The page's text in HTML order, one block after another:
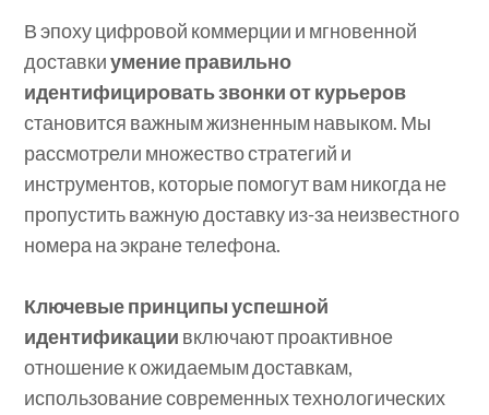
В эпоху цифровой коммерции и мгновенной
доставкиумение правильно
идентифицировать звонки от курьеров
становится важным жизненным навыком. Мы
рассмотрели множество стратегий и
инструментов, которые помогут вам никогда не
пропустить важную доставку из-за неизвестного
номера на экране телефона.
Ключевые принципы успешной
идентификации включают проактивное
отношение к ожидаемым доставкам,
использование современных технологических